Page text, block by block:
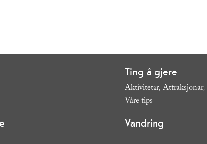
Ting å gjere
Aktivitetar, Attraksjonar,
Våre tips
Vandring